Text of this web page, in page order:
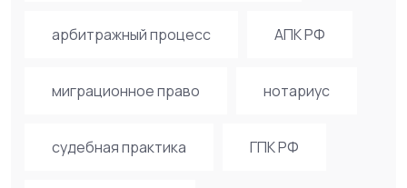
арбитражный процесс АПК РФ
миграционное право нотариус
судебная практика ГПК РФ